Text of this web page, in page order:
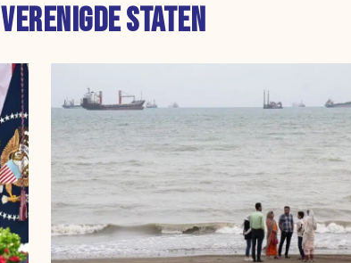
VERENIGDE STATEN